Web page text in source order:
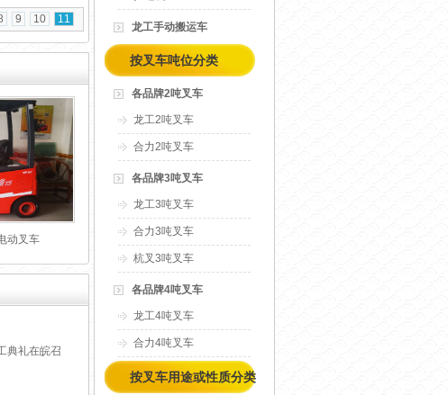
9 10 11
动叉车
典礼在皖召
龙工手动搬运车
按叉车吨位分类
各品牌2吨叉车
龙工2吨叉车
合力2吨叉车
各品牌3吨叉车
龙工3吨叉车
合力3吨叉车
杭叉3吨叉车
各品牌4吨叉车
龙工4吨叉车
合力4吨叉车
按叉车用途或性质分类